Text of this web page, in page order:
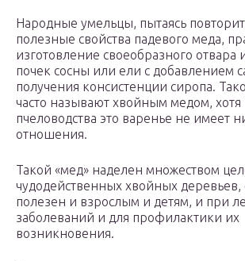
Народные умельцы, пытаясь
полезные свойства падевого меда,
изготовление своеобразного
почек сосны или ели с добавлением
получения консистенции сиропа.
часто называют хвойным медом, хотя
пчеловодства это варенье не имеет
отношения.
Такой «мед» наделен множеством
чудодейственных хвойных деревьев,
полезен и взрослым и детям, и при
заболеваний и для профилактики их
возникновения.